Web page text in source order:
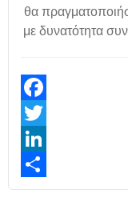
θα
με δυνατότητα
Facebook
Twitter
LinkedIn
Share